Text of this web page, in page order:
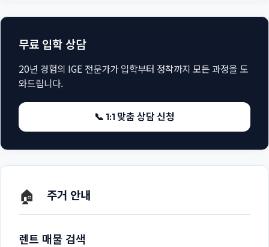
무료 입학 상담
20년 경험의 IGE 전문가가 입학부터 정착까지 모든 과정을 도
와드립니다.
📞 1:1 맞춤 상담 신청
🏠 주거 안내
렌트 매물 검색